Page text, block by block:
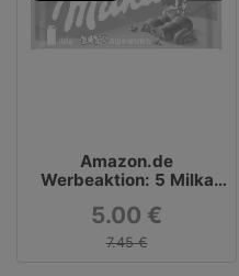
Amazon.de
Werbeaktion: 5 Milka
5.00 €
7.45 €